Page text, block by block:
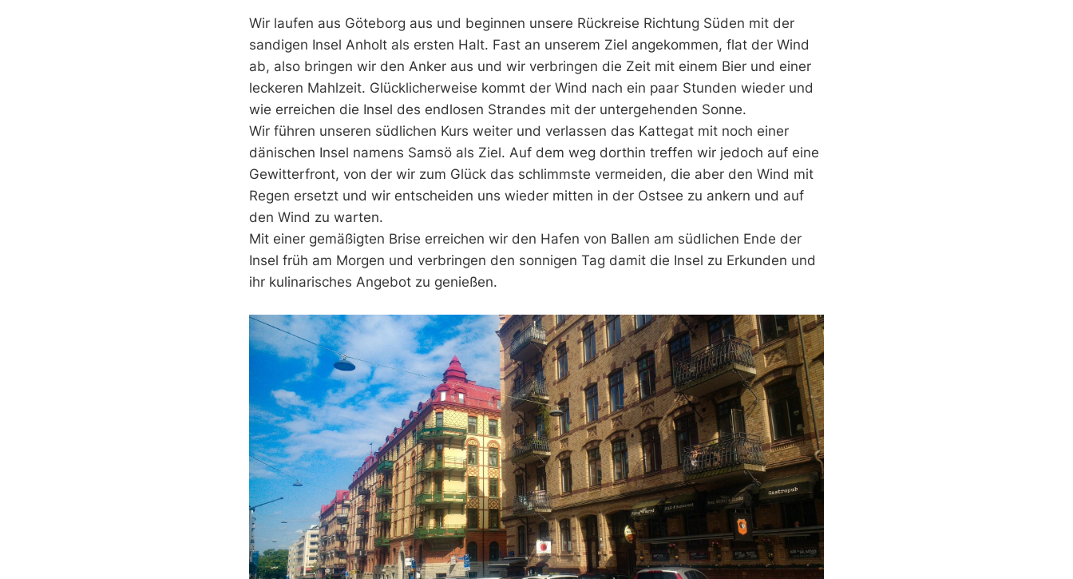
Wir laufen aus Göteborg aus und beginnen unsere Rückreise Richtung Süden mit der
sandigen Insel Anholt als ersten Halt. Fast an unserem Ziel angekommen, flat der Wind
ab, also bringen wir den Anker aus und wir verbringen die Zeit mit einem Bier und einer
leckeren Mahlzeit. Glücklicherweise kommt der Wind nach ein paar Stunden wieder und
wie erreichen die Insel des endlosen Strandes mit der untergehenden Sonne.
Wir führen unseren südlichen Kurs weiter und verlassen das Kattegat mit noch einer
dänischen Insel namens Samsö als Ziel. Auf dem weg dorthin treffen wir jedoch auf eine
Gewitterfront, von der wir zum Glück das schlimmste vermeiden, die aber den Wind mit
Regen ersetzt und wir entscheiden uns wieder mitten in der Ostsee zu ankern und auf
den Wind zu warten.
Mit einer gemäßigten Brise erreichen wir den Hafen von Ballen am südlichen Ende der
Insel früh am Morgen und verbringen den sonnigen Tag damit die Insel zu Erkunden und
ihr kulinarisches Angebot zu genießen.